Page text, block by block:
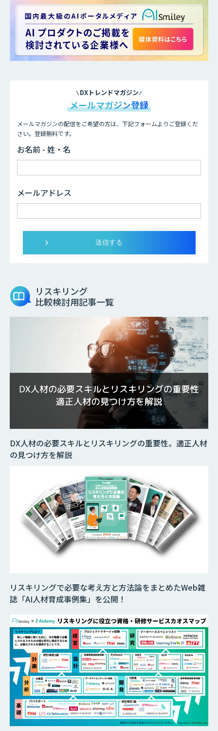
DXトレンドマガジン
メールマガジン登録
メールマガジンの配信をご希望の方は、下記フォームよりご登録くだ
さい。登録無料です。
お名前 - 姓・名
メールアドレス
リスキリング
比較検討用記事一覧
リスキリングで必要な考え方と方法論をまとめたWeb雑
誌「AI人材育成事例集」を公開！
DX人材の必要スキルとリスキリングの重要性。適正人材
の見つけ方を解説